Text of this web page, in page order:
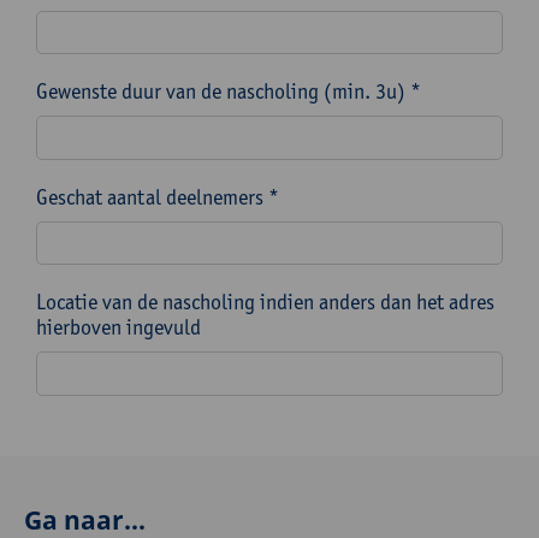
Gewenste duur van de nascholing (min. 3u) *
Geschat aantal deelnemers *
Locatie van de nascholing indien anders dan het adres
hierboven ingevuld
Ga naar...